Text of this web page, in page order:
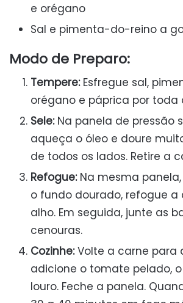
e orégano
Sal e pimenta-do-reino a
Modo de Preparo:
Tempere:Esfregue sal,
orégano e páprica por toda
Sele:Na panela de pressão
aqueça o óleo e doure
de todos os lados. Retire a
Refogue:Na mesma
o fundo dourado, refogue a
alho. Em seguida, junte as
cenouras.
Cozinhe:Volte a carne para
adicione o tomate pelado,
louro. Feche a panela.